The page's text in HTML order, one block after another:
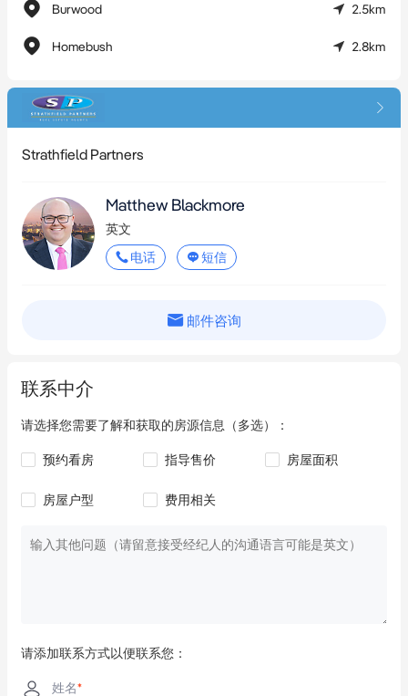
Burwood 2.5km
Homebush 2.8km
Strathfield Partners
Matthew Blackmore
英文
电话
短信
邮件咨询
联系中介
请选择您需要了解和获取的房源信息（多选）：
预约看房 指导售价 房屋面积
房屋户型 费用相关
请添加联系方式以便联系您：
姓名*